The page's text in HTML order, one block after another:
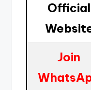
Official
Join